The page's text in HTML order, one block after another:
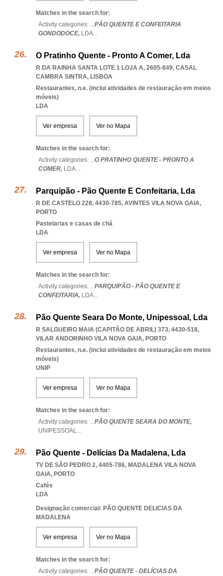
Matches in the search for:
Activity categories: ...PÃO QUENTE E CONFEITARIA
GONDODOCE, LDA...
O Pratinho Quente - Pronto A Comer, Lda
R DA RAINHA SANTA LOTE 1 LOJA A, 2605-849, CASAL
CAMBRA SINTRA, LISBOA
Restaurantes, n.e. (inclui atividades de restauração em meios
móveis)
LDA
Ver empresa Ver no Mapa
Matches in the search for:
Activity categories: ...O PRATINHO QUENTE - PRONTO A
COMER, LDA...
Parquipão - Pão Quente E Confeitaria, Lda
R DE CASTELO 228, 4430-785, AVINTES VILA NOVA GAIA,
PORTO
Pastelarias e casas de chá
LDA
Ver empresa Ver no Mapa
Matches in the search for:
Activity categories: ...PARQUIPÃO - PÃO QUENTE E
CONFEITARIA, LDA...
Pão Quente Seara Do Monte, Unipessoal, Lda
R SALGUEIRO MAIA (CAPITÃO DE ABRIL) 373, 4430-518,
VILAR ANDORINHO VILA NOVA GAIA, PORTO
Restaurantes, n.e. (inclui atividades de restauração em meios
móveis)
UNIP
Ver empresa Ver no Mapa
Matches in the search for:
Activity categories: ...PÃO QUENTE SEARA DO MONTE,
UNIPESSOAL...
Pão Quente - Delícias Da Madalena, Lda
TV DE SÃO PEDRO 2, 4405-786, MADALENA VILA NOVA
GAIA, PORTO
Cafés
LDA
Designação comercial: PÃO QUENTE DELICIAS DA
MADALENA
Ver empresa Ver no Mapa
Matches in the search for:
Activity categories: ...PÃO QUENTE - DELÍCIAS DA